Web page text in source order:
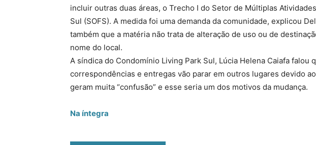
incluir outras duas áreas, o Trecho I do Setor de Múltiplas
Sul (SOFS). A medida foi uma demanda da comunidade, explicou
também que a matéria não trata de alteração de uso ou de
nome do local.
A síndica do Condomínio Living Park Sul, Lúcia Helena Caiafa falou
correspondências e entregas vão parar em outros lugares devido
geram muita “confusão” e esse seria um dos motivos da mudança.
Na íntegra